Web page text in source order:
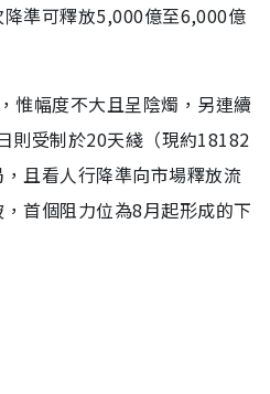
準可釋放5,000億至6,000億
惟幅度不大且呈陰燭，另連續
則受制於20天綫（現約18182
且看人行降準向市場釋放流
首個阻力位為8月起形成的下